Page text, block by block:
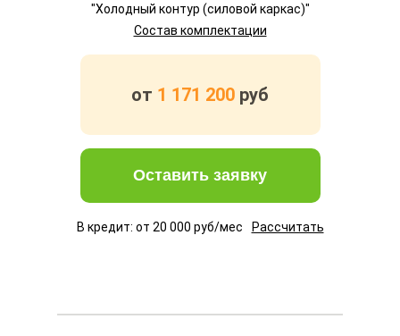
"Холодный контур (силовой каркас)"
Состав комплектации
от 1 171 200 руб
Оставить заявку
В кредит: от 20 000 руб/мес Рассчитать